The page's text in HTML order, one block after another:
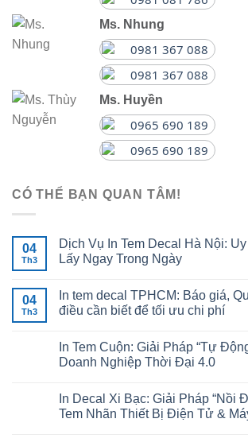
Ms. Nhung
0981 367 088
0981 367 088
Ms. Huyền
0965 690 189
0965 690 189
CÓ THỂ BẠN QUAN TÂM!
04
Th3
Dịch Vụ In Tem Decal Hà Nội:
Lấy Ngay Trong Ngày
04
Th3
In tem decal TPHCM: Báo giá,
điều cần biết để tối ưu chi phí
In Tem Cuộn: Giải Pháp “Tự
Doanh Nghiệp Thời Đại 4.0
In Decal Xi Bạc: Giải Pháp “Nồi
Tem Nhãn Thiết Bị Điện Tử &